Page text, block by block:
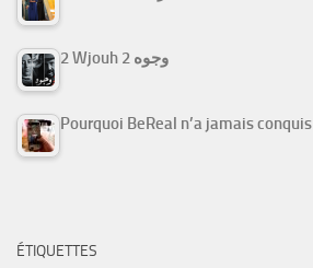
2 Wjouh 2 وجوه
Pourquoi BeReal n’a jamais
ÉTIQUETTES